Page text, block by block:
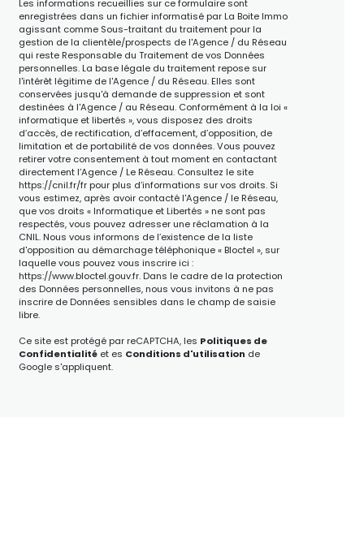
Les informations recueillies sur ce formulaire sont
enregistrées dans un fichier informatisé par La Boite Immo
agissant comme Sous-traitant du traitement pour la
gestion de la clientèle/prospects de l'Agence / du Réseau
qui reste Responsable du Traitement de vos Données
personnelles. La base légale du traitement repose sur
l'intérêt légitime de l'Agence / du Réseau. Elles sont
conservées jusqu'à demande de suppression et sont
destinées à l'Agence / au Réseau. Conformément à la loi «
informatique et libertés », vous disposez des droits
d’accès, de rectification, d’effacement, d’opposition, de
limitation et de portabilité de vos données. Vous pouvez
retirer votre consentement à tout moment en contactant
directement l’Agence / Le Réseau. Consultez le site
https://cnil.fr/frpour plus d’informations sur vos droits. Si
vous estimez, après avoir contacté l'Agence / le Réseau,
que vos droits « Informatique et Libertés » ne sont pas
respectés, vous pouvez adresser une réclamation à la
CNIL. Nous vous informons de l’existence de la liste
d'opposition au démarchage téléphonique « Bloctel », sur
laquelle vous pouvez vous inscrire ici :
https://www.bloctel.gouv.fr. Dans le cadre de la protection
des Données personnelles, nous vous invitons à ne pas
inscrire de Données sensibles dans le champ de saisie
libre.
Ce site est protégé par reCAPTCHA, les Politiques de
Confidentialitéet es Conditions d'utilisation de
Google s'appliquent.